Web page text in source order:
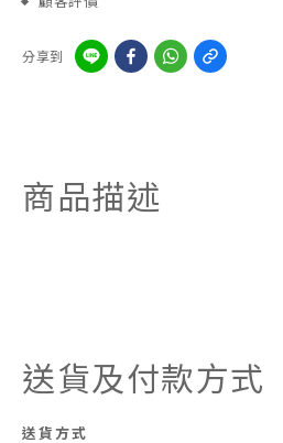
分享到
商品描述
送貨及付款方式
送貨方式